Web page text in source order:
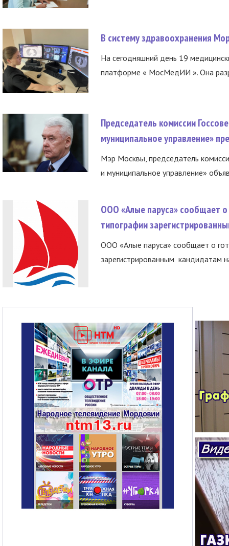
В систему здравоохранения
На сегодняшний день 19
платформе « МосМедИИ ». Она
Председатель комиссии
муниципальное управление»
Мэр Москвы, председатель
и муниципальное управление»
ООО «Алые паруса» сообщает о
типографии
ООО «Алые паруса» сообщает о
зарегистрированным кандидатам